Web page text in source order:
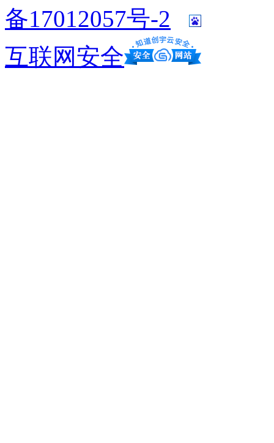
备17012057号-2
互联网安全